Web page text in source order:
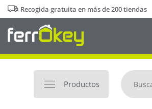
Ir
al
contenido
Recogida gratuita en más de 200 tiendas
Productos